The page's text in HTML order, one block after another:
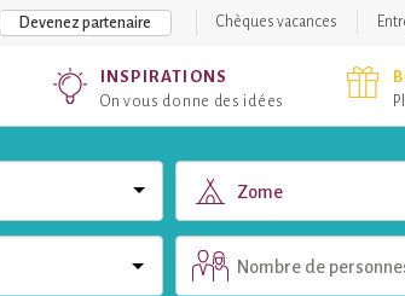
Devenez partenaire Chèques vacances
INSPIRATIONS
On vous donne des idées
Zome
Nombre de